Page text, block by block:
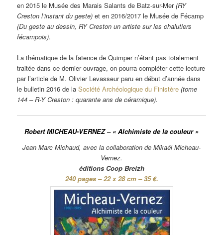
en 2015 le Musée des Marais Salants de Batz-sur-Mer(RY
Creston l’instant du geste) et en 2016/2017 le Musée de Fécamp
(Du geste au dessin, RY Creston un artiste sur les chalutiers
fécampois).
La thématique de la faïence de Quimper n’étant pas totalement
traitée dans ce dernier ouvrage, on pourra compléter cette lecture
par l’article de M. Olivier Levasseur paru en début d’année dans
le bulletin 2016 de laSociété Archéologique du Finistère (tome
144 – R-Y Creston : quarante ans de céramique).
Robert MICHEAU-VERNEZ – « Alchimiste de la couleur »
Jean Marc Michaud, avec la collaboration de Mikaël Micheau-
Vernez.
éditions Coop Breizh
240 pages – 22 x 28 cm – 35 €.